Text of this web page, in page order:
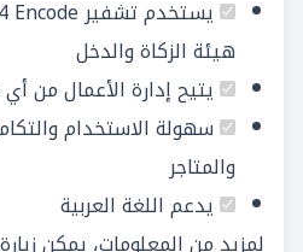
هيئة الزكاة والدخل
يتيح إدارة الأعمال من
سهولة الاستخدام
والمتاجر
يدعم اللغة العربية
لمزيد من المعلومات، يمكن